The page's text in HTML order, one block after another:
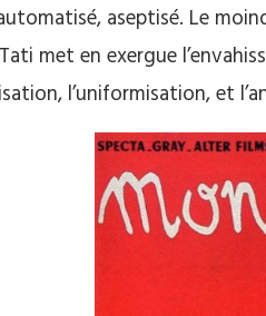
aseptisé. Le
met en exergue
l’uniformisation, et